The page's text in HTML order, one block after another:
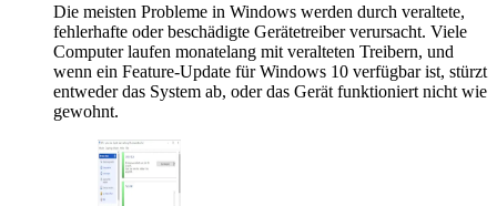
Die meisten Probleme in Windows werden durch veraltete,
fehlerhafte oder beschädigte Gerätetreiber verursacht. Viele
Computer laufen monatelang mit veralteten Treibern, und
wenn ein Feature-Update für Windows 10 verfügbar ist, stürzt
entweder das System ab, oder das Gerät funktioniert nicht wie
gewohnt.